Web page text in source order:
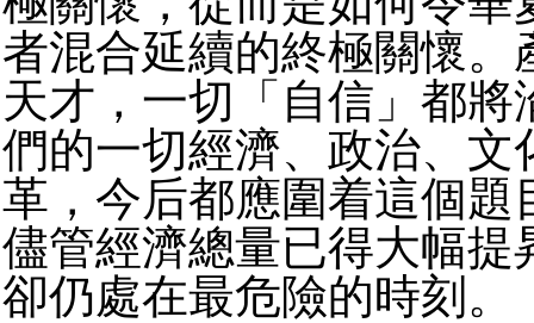
者混合延續的終極關懷。
天才，一切「自信」都將
們的一切經濟、 政治、文
革，今后都應圍着這個題
儘管經濟總量已得大幅提
卻仍處在最危險的時刻。